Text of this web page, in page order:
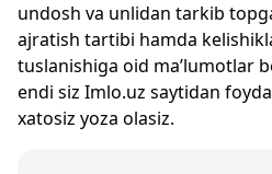
undosh va unlidan tarkib
ajratish tartibi hamda
tuslanishiga oid ma’lumotlar
endi siz Imlo.uz saytidan
xatosiz yoza olasiz.